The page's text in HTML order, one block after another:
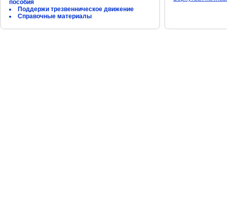
пособия
Поддержи трезвенническое движение
Справочные материалы